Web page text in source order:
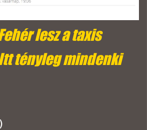
lesz a taxis
tényleg mindenki